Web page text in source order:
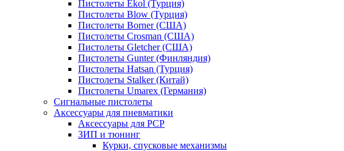
Пистолеты Ekol (Турция)
Пистолеты Blow (Турция)
Пистолеты Borner (США)
Пистолеты Crosman (США)
Пистолеты Gletcher (США)
Пистолеты Gunter (Финляндия)
Пистолеты Hatsan (Турция)
Пистолеты Stalker (Китай)
Пистолеты Umarex (Германия)
Сигнальные пистолеты
Аксессуары для пневматики
Аксессуары для PCP
ЗИП и тюнинг
Курки, спусковые механизмы